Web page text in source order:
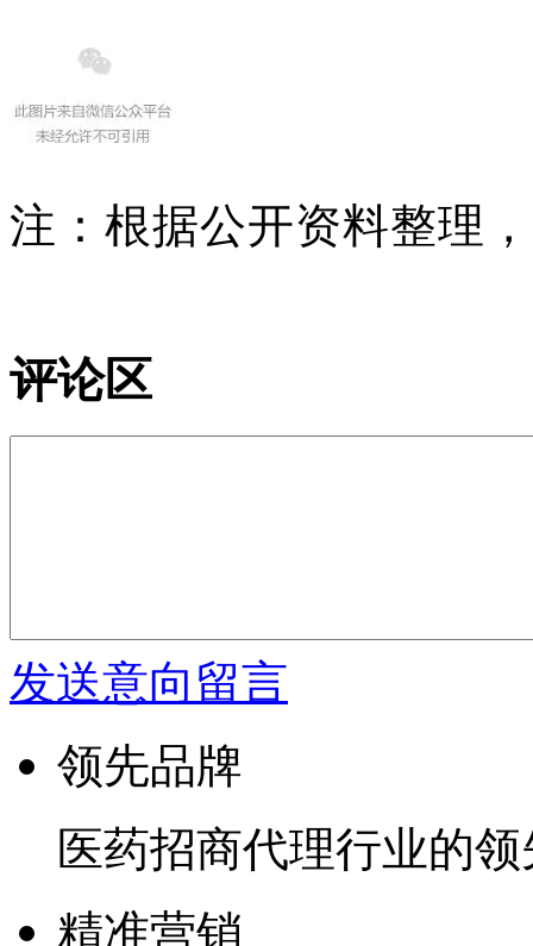
注：根据公开资料整理
评论区
发送意向留言
领先品牌
医药招商代理行业的
精准营销